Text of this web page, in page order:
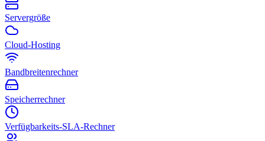
Servergröße
Cloud-Hosting
Bandbreitenrechner
Speicherrechner
Verfügbarkeits-SLA-Rechner